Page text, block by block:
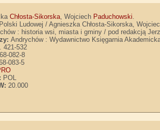
Chłosta-Sikorska, Wojciech Paduchowski.
Ludowej / Agnieszka Chłosta-Sikorska,
: historia wsi, miasta i gminy / pod redakcją
Andrychów : Wydawnictwo Księgarnia
421-532
082-8
083-5
POL
20.000